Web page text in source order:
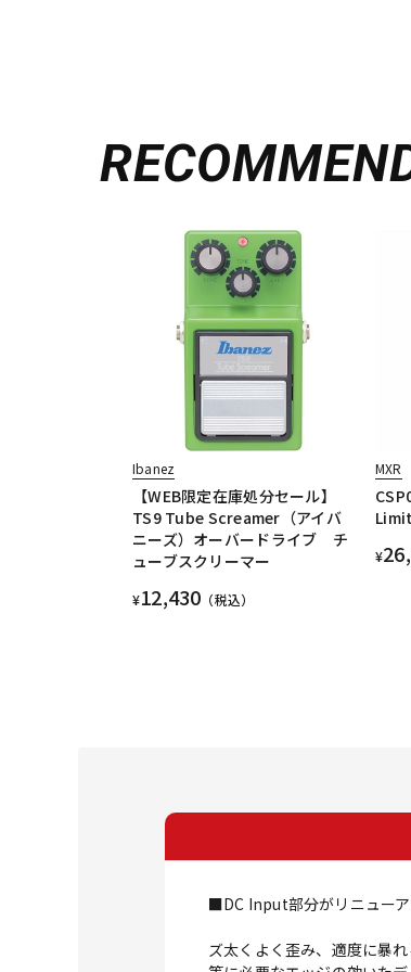
Ibanez
【WEB限定在庫処分セール】
TS9 Tube Screamer（アイバ
ニーズ）オーバードライブ チ
ューブスクリーマー
¥12,430 （税込）
MXR
¥
■DC Input部分がリニューア
ズ太くよく歪み、適度に暴